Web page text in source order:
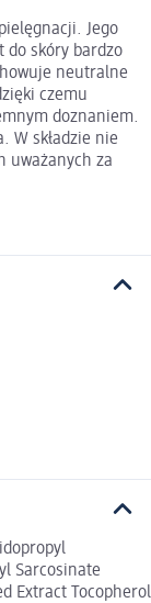
Jego
do skóry bardzo
neutralne
czemu
doznaniem.
W składzie nie
uważanych za
Sarcosinate
Extract Tocopherol